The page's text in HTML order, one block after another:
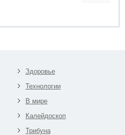
Здоровье
Технологии
В мире
Калейдоскоп
Трибуна